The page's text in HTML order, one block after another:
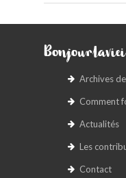
Archives
Comment
Actualités
Les
Contact